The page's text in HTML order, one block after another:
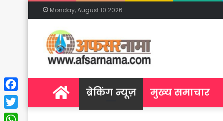
Monday, August 10 2026
Homeब्रेकिंग न्यूज़ मुख्य समाचार
Facebook
Twitter